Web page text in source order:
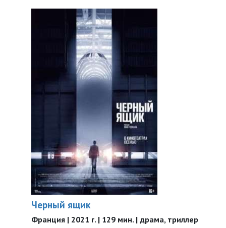
Черный ящик
Франция | 2021 г. | 129 мин. | драма, триллер